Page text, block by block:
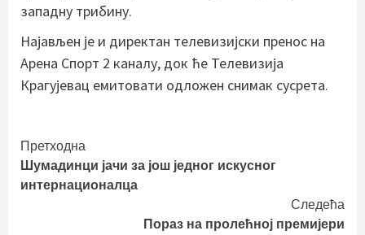
западну трибину.
Најављен је и директан телевизијски пренос на
Арена Спорт 2 каналу, док ће Телевизија
Крагујевац емитовати одложен снимак сусрета.
Continue
Reading
Претходна
Шумадинци јачи за још једног искусног
интернационалца
Следећа
Пораз на пролећној премијери